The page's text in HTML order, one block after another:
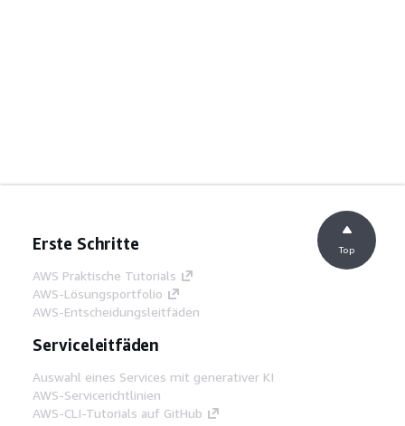
Erste Schritte
AWS Praktische Tutorials
AWS-Lösungsportfolio
AWS-Entscheidungsleitfäden
Serviceleitfäden
Auswahl eines Services mit generativer KI
AWS-Servicerichtlinien
AWS-CLI-Tutorials auf GitHub
Top